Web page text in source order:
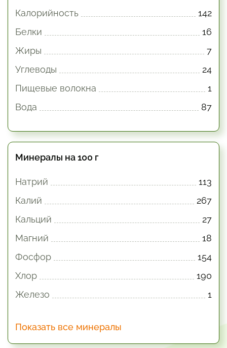
Калорийность
142
Белки
16
Жиры
7
Углеводы
24
Пищевые волокна
1
Вода
87
Минералы на 100 г
Натрий
113
Калий
267
Кальций
27
Магний
18
Фосфор
154
Хлор
190
Железо
1
Показать все минералы